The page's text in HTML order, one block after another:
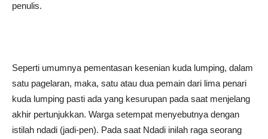
penulis.
Seperti umumnya pementasan kesenian kuda lumping, dalam
satu pagelaran, maka, satu atau dua pemain dari lima penari
kuda lumping pasti ada yang kesurupan pada saat menjelang
akhir pertunjukkan. Warga setempat menyebutnya dengan
istilah ndadi (jadi-pen). Pada saat Ndadi inilah raga seorang